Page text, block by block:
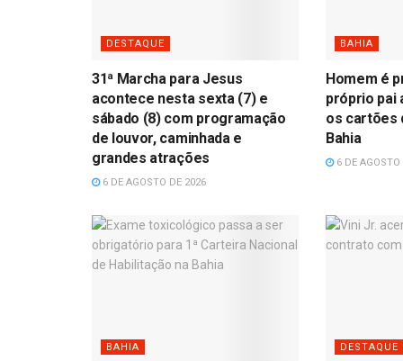
DESTAQUE
31ª Marcha para Jesus
acontece nesta sexta (7) e
sábado (8) com programação
de louvor, caminhada e
grandes atrações
6 DE AGOSTO DE 2026
BAHIA
Homem é
próprio pai
os cartões
Bahia
6 DE AGOSTO
BAHIA DESTAQUE